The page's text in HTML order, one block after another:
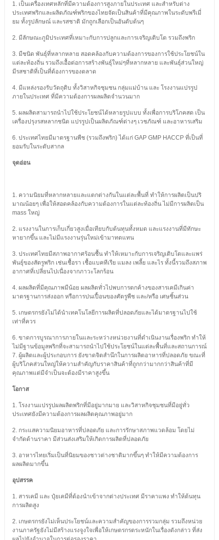
1. เป็นเครื่องเทศหลักที่มีความต้องการสูงภายในประเทศ และสำหรับต่าง
ประเทศพริกและผลิตภัณฑ์พริกของไทยจัดเป็นสินค้าที่มีคุณภาพในระดับพรีเมี่
ยม ทั้งรูปลักษณ์ และรสชาติ มักถูกเลือกเป็นอันดับต้นๆ
2. มีลักษณะภูมิประเทศที่เหมาะกับการปลูกและการเจริญเติบโต รวมถึงพริก
3. มีชนิด พันธุ์ที่หลากหลาย สอดคล้องกับความต้องการของการใช้ประโยชน์ใน
แต่ละท้องถิ่น รวมถึงเอื้อต่อการสร้างพันธุ์ใหม่ๆที่หลากหลาย และพันธุ์ส่วนใหญ่
มีรสชาติที่เป็นที่ต้องการของตลาด
4. มีแหล่งรองรับวัตถุดิบ ทั้งวิสาหกิจชุมชน กลุ่มแม่บ้าน และ โรงงานแปรรูป
ภายในประเทศ ที่มีความต้องการผลผลิตจำนวนมาก
5. ผลผลิตสามารถนำไปใช้ประโยชน์ได้หลายรูปแบบ ทั้งเพื่อการบริโภคสด เป็น
เครื่องปรุงรสหลากชนิด แปรรูปเป็นผลิตภัณฑ์ต่างๆ เวชภัณฑ์ และอาหารเสริม
6. ประเทศไทยมีมาตรฐานพืช (รวมถึงพริก) ได้แก่ GAP GMP HACCP ที่เป็นที่
ยอมรับในระดับสากล
จุดอ่อน
1. ความนิยมที่หลากหลายและแตกต่างกันในแต่ละพื้นที่ ทำให้การผลิตเป็นปริ
มาณน้อยๆ เพื่อให้สอดคล้องกับความต้องการในแต่ละท้องถิ่น ไม่มีการผลิตเป็น
mass ใหญ่
2. แรงงานในการเก็บเกี่ยวสูงเมื่อเทียบกับต้นทุนทั้งหมด และแรงงานที่มีทักษะ
หายากขึ้น และไม่มีแรงงานรุ่นใหม่เข้ามาทดแทน
3. ประเทศไทยมีสภาพอากาศร้อนชื้น ทำให้เหมาะกับการเจริญเติบโตและแพร่
พันธุ์ของสัตรูพริก เช่นเชื้อรา เชื้อแบคทีเรีย แมลง เพลี้ย และไร ทั้งนี้รวมถึงสภาพ
อากาศที่เปลี่ยนไปเนื่องจากภาวะโลกร้อน
4. ผลผลิตที่มีคุณภาพมีน้อย ผลผลิตทั่วไปพบการตกค้างของสารเคมีเกินค่า
มาตรฐานการส่งออก หรือการปนเปื้อนของศัตรูพืช และ/หรือ เศษชิ้นส่วน
5. เกษตรกรยังไม่ได้นำเทคโนโลยีการผลิตที่ปลอดภัยและได้มาตรฐานไปใช้
เท่าที่ควร
6. ขาดการบูรณาการภายในและระหว่างหน่วยงานที่ดำเนินงานเรื่องพริก ทำให้
ไม่มีฐานข้อมูลพริกที่จะสามารถนำไปใช้ประโยชน์ในแต่ละพื้นที่และสถานการณ์
7. ผู้ผลิตและผู้ประกอบการ ยังขาดจิตสำนึกในการผลิตอาหารที่ปลอดภัย ขณะที่
ผู้บริโภคส่วนใหญ่ให้ความสำคัญกับราคาสินค้าที่ถูกกว่ามากกว่าสินค้าที่มี
คุณภาพแต่มีจำเป็นจะต้องมีราคาสูงขึ้น
โอกาส
1. โรงงานแปรรูปผลผลิตพริกที่มีอยู่มากมาย และวิสาหกิจชุมชนที่มีอยู่ทั่ว
ประเทศยังมีความต้องการผลผลิตคุณภาพอยู่มาก
2. กระแสความนิยมอาหารที่ปลอดภัย และการรักษาสภาพแวดล้อม โดยไม่
จำกัดด้านราคา มีส่วนส่งเสริมให้เกิดการผลิตที่ปลอดภัย
3. อาหารไทยเริ่มเป็นที่นิยมของชาวต่างชาติมากขึ้นๆ ทำให้มีความต้องการ
ผลผลิตมากขึ้น
อุปสรรค
1. สารเคมี และ ปุ๋ยเคมีที่ต้องนำเข้าจากต่างประเทศ มีราคาแพง ทำให้ต้นทุน
การผลิตสูง
2. เกษตรกรยังไม่เห็นประโยชน์และความสำคัญของการรวมกลุ่ม รวมถึงหน่วย
งานภาครัฐยังไม่มีสร้างแรงจูงใจเพื่อให้เกษตรกรตระหนักในเรื่องดังกล่าว ที่ส่ง